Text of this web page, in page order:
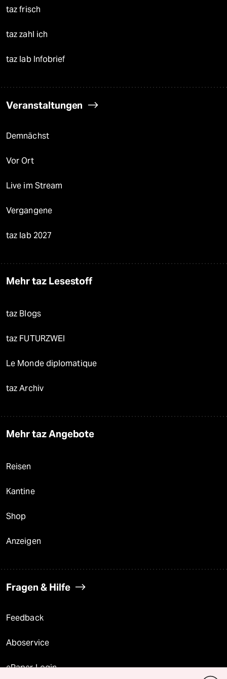
taz frisch
taz zahl ich
taz lab Infobrief
Veranstaltungen
Demnächst
Vor Ort
Live im Stream
Vergangene
taz lab 2027
Mehr taz Lesestoff
taz Blogs
taz FUTURZWEI
Le Monde diplomatique
taz Archiv
Mehr taz Angebote
Reisen
Kantine
Shop
Anzeigen
Fragen & Hilfe
Feedback
Aboservice
ePaper Login